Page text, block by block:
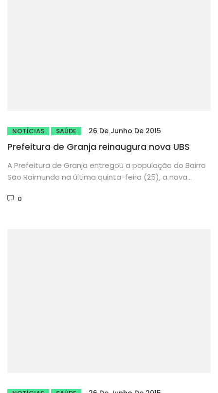
NOTÍCIAS SAÚDE 26 De Junho De 2015
Prefeitura de Granja reinaugura nova UBS
A Prefeitura de Granja entregou a população do Bairro
São Raimundo na última quinta-feira (25), a nova
0